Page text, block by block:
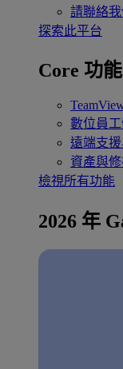
請聯絡
探索此平台
Core 功能
數位員
遠端支援
資產與
檢視所有功能
2026 年